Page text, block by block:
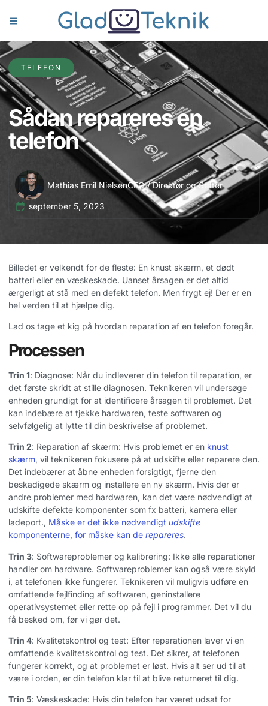
TELEFON
Sådan repareres en
telefon
Mathias Emil NielsenCEO / Direktør og Stifter
september 5, 2023
Billedet er velkendt for de fleste: En knust skærm, et dødt
batteri eller en væskeskade. Uanset årsagen er det altid
ærgerligt at stå med en defekt telefon. Men frygt ej! Der er en
hel verden til at hjælpe dig.
Lad os tage et kig på hvordan reparation af en telefon foregår.
Processen
Trin 1: Diagnose: Når du indleverer din telefon til reparation, er
det første skridt at stille diagnosen. Teknikeren vil undersøge
enheden grundigt for at identificere årsagen til problemet. Det
kan indebære at tjekke hardwaren, teste softwaren og
selvfølgelig at lytte til din beskrivelse af problemet.
Trin 2: Reparation af skærm: Hvis problemet er en knust
skærm, vil teknikeren fokusere på at udskifte eller reparere den.
Det indebærer at åbne enheden forsigtigt, fjerne den
beskadigede skærm og installere en ny skærm. Hvis der er
andre problemer med hardwaren, kan det være nødvendigt at
udskifte defekte komponenter som fx batteri, kamera eller
ladeport., Måske er det ikke nødvendigt udskifte
komponenterne, for måske kan de repareres.
Trin 3: Softwareproblemer og kalibrering: Ikke alle reparationer
handler om hardware. Softwareproblemer kan også være skyld
i, at telefonen ikke fungerer. Teknikeren vil muligvis udføre en
omfattende fejlfinding af softwaren, geninstallere
operativsystemet eller rette op på fejl i programmer. Det vil du
få besked om, før vi gør det.
Trin 4: Kvalitetskontrol og test: Efter reparationen laver vi en
omfattende kvalitetskontrol og test. Det sikrer, at telefonen
fungerer korrekt, og at problemet er løst. Hvis alt ser ud til at
være i orden, er din telefon klar til at blive returneret til dig.
Trin 5: Væskeskade: Hvis din telefon har været udsat for